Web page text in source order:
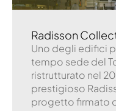
Radisson
Uno degli edifici
tempo sede del
ristrutturato nel
prestigioso
progetto firmato